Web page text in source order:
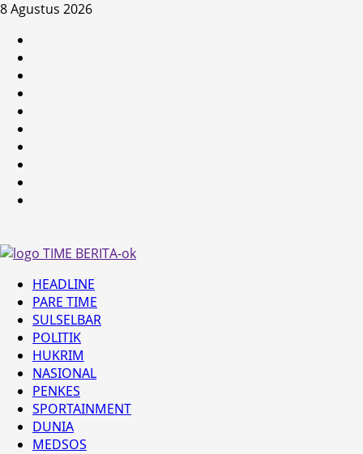
Skip
content
8 Agustus 2026
Primary
Menu
HEADLINE
PARE TIME
SULSELBAR
POLITIK
HUKRIM
NASIONAL
PENKES
SPORTAINMENT
DUNIA
MEDSOS